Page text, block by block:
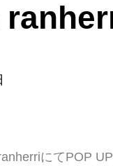
にてPOP